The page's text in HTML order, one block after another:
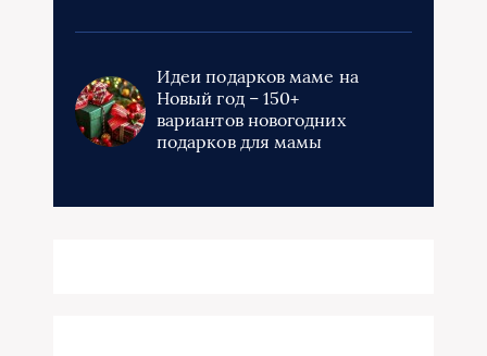
Идеи подарков маме на
Новый год – 150+
вариантов новогодних
подарков для мамы